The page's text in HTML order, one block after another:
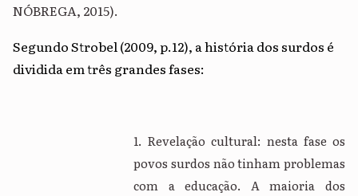
NÓBREGA, 2015).
Segundo Strobel (2009, p.12), a história dos surdos é
dividida em três grandes fases:
1. Revelação cultural: nesta fase os
povos surdos não tinham problemas
com a educação. A maioria dos